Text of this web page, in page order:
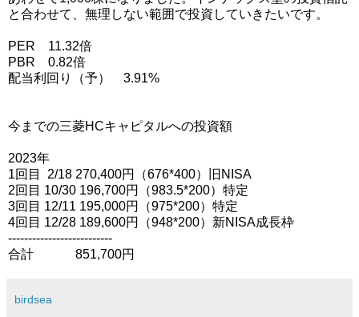
と合わせて、無理しない範囲で投資していきたいです。
PER 11.32倍
PBR 0.82倍
配当利回り（予） 3.91%
今までの三菱HCキャピタルへの投資額
2023年
1回目 2/18 270,400円（676*400）旧NISA
2回目 10/30 196,700円（983.5*200）特定
3回目 12/11 195,000円（975*200）特定
4回目 12/28 189,600円（948*200）新NISA成長枠
--------------------------
合計 851,700円
birdsea